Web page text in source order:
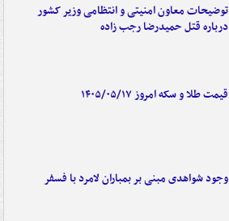
توضیحات معاون امنیتی و انتظامی وزیر کشور
درباره قتل حمیدرضا رجب زاده
قیمت طلا و سکه امروز ۱۴۰۵/۰۵/۱۷
وجود شواهدی مبنی بر بمباران لامرد با فسفر